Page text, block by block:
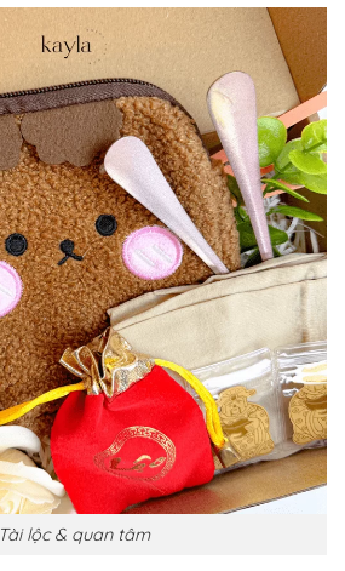
Tài lộc & quan tâm